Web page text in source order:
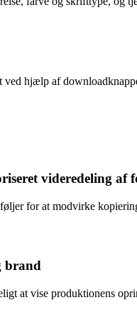
ved hjælp af
videredeling af
for at modvirke
brand
at vise produktionens